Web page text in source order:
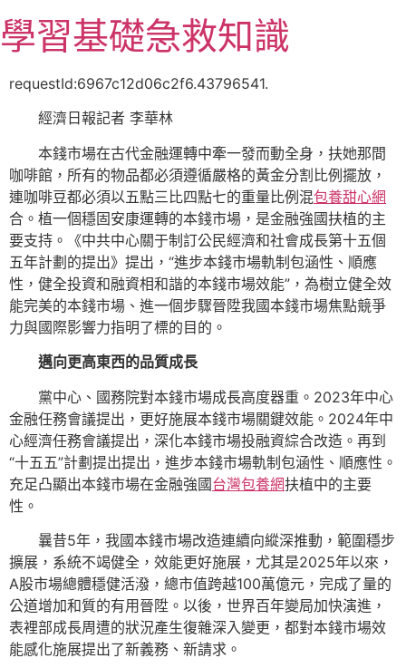
至
主
學習基礎急救知識
requestId:6967c12d06c2f6.43796541.
經濟日報記者 李華林
本錢市場在古代金融運轉中牽一發而動全身，扶她那間
咖啡館，所有的物品都必須遵循嚴格的黃金分割比例擺放，
連咖啡豆都必須以五點三比四點七的重量比例混包養甜心網
合。植一個穩固安康運轉的本錢市場，是金融強國扶植的主
要支持。《中共中心關于制訂公民經濟和社會成長第十五個
五年計劃的提出》提出，“進步本錢市場軌制包涵性、順應
性，健全投資和融資相和諧的本錢市場效能”，為樹立健全效
能完美的本錢市場、進一個步驟晉陞我國本錢市場焦點競爭
力與國際影響力指明了標的目的。
邁向更高東西的品質成長
黨中心、國務院對本錢市場成長高度器重。2023年中心
金融任務會議提出，更好施展本錢市場關鍵效能。2024年中
心經濟任務會議提出，深化本錢市場投融資綜合改造。再到
“十五五”計劃提出提出，進步本錢市場軌制包涵性、順應性。
充足凸顯出本錢市場在金融強國台灣包養網扶植中的主要
性。
曩昔5年，我國本錢市場改造連續向縱深推動，範圍穩步
擴展，系統不竭健全，效能更好施展，尤其是2025年以來，
A股市場總體穩健活潑，總市值跨越100萬億元，完成了量的
公道增加和質的有用晉陞。以後，世界百年變局加快演進，
表裡部成長周遭的狀況產生復雜深入變更，都對本錢市場效
能感化施展提出了新義務、新請求。